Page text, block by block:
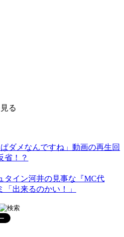
る
ダメなんですね」動画の再生回
省！？
タイン河井の見事な『MC代
出来るのかい！」